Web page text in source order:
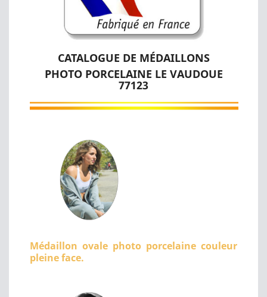
CATALOGUE DE MÉDAILLONS
PHOTO PORCELAINE LE VAUDOUE
77123
Médaillon ovale photo porcelaine couleur
pleine face.